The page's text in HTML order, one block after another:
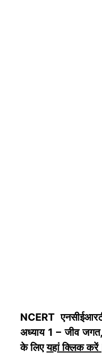
NCERT
अध्याय 1 – जीव
के लिएयहां क्लिक करें